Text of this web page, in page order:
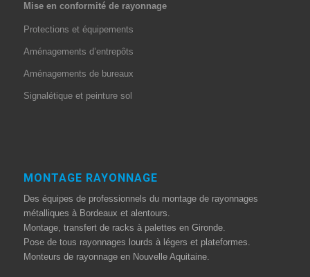
Mise en conformité de rayonnage
Protections et équipements
Aménagements d’entrepôts
Aménagements de bureaux
Signalétique et peinture sol
MONTAGE RAYONNAGE
Des équipes de professionnels du montage de rayonnages
métalliques à Bordeaux et alentours.
Montage, transfert de racks à palettes en Gironde.
Pose de tous rayonnages lourds à légers et plateformes.
Monteurs de rayonnage en Nouvelle Aquitaine.